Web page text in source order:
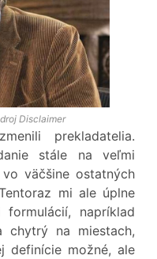
Disclaimer
prekladatelia.
stále na veľmi
väčšine ostatných
mi ale úplne
napríklad
chytrý na miestach,
definície možné, ale